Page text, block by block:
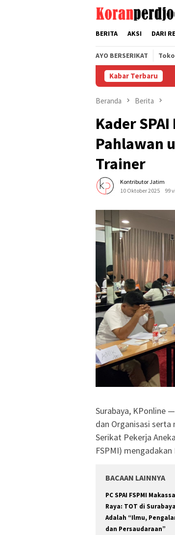
BERITA AKSI DARI
AYO BERSERIKAT
Kabar Terbaru
Beranda Berita
Kader
Pahlawan
Trainer
Kontributor Jatim
10 Oktober 2025
99
Surabaya, KPonline
dan Organisasi
Serikat Pekerja
FSPMI)
BACAAN LAINNYA
PC SPAI FSPMI
Raya: TOT di Surabaya
Adalah “Ilmu,
dan Persaudaraan”